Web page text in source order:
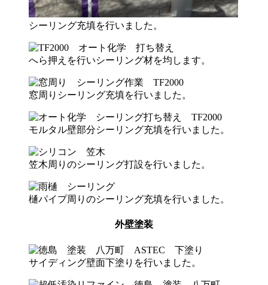
シーリング充填を行いました。
へら押えを行いシーリング材を均します。
窓周りシーリング充填を行いました。
モルタル壁部分シーリング充填を行いました。
笠木周りのシーリング打設を行いました。
樋パイプ周りのシーリング充填を行いました。
外壁塗装
サイディング壁面下塗りを行いました。